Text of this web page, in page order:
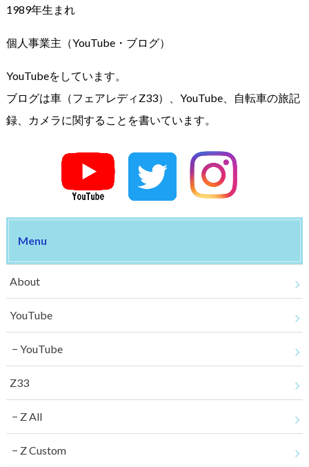
1989年生まれ
個人事業主（YouTube・ブログ）
YouTubeをしています。
ブログは車（フェアレディZ33）、YouTube、自転車の旅記
録、カメラに関することを書いています。
Menu
About
YouTube
YouTube
Z33
Z All
Z Custom